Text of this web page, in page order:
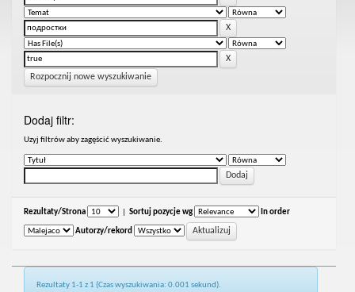
Rozpocznij nowe wyszukiwanie
Dodaj filtr:
Uzyj filtrów aby zagęścić wyszukiwanie.
Rezultaty/Strona Sortuj pozycje wg In order
Autorzy/rekord
Rezultaty 1-1 z 1 (Czas wyszukiwania: 0.001 sekund).